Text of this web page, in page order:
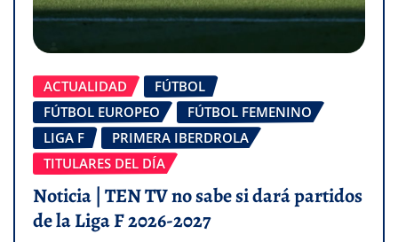
ACTUALIDAD
FÚTBOL
FÚTBOL EUROPEO
FÚTBOL FEMENINO
LIGA F
PRIMERA IBERDROLA
TITULARES DEL DÍA
Noticia | TEN TV no sabe si dará partidos
de la Liga F 2026-2027